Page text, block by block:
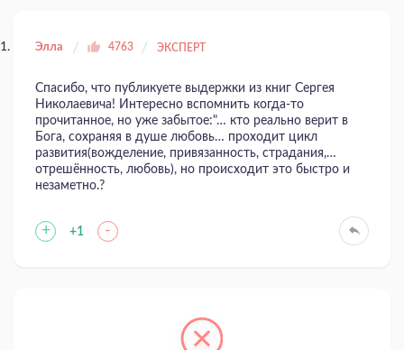
Элла 4763 ЭКСПЕРТ
Спасибо, что публикуете выдержки из книг Сергея
Николаевича! Интересно вспомнить когда-то
прочитанное, но уже забытое:"… кто реально верит в
Бога, сохраняя в душе любовь… проходит цикл
развития(вожделение, привязанность, страдания,…
отрешённость, любовь), но происходит это быстро и
незаметно.?
+ +1 -